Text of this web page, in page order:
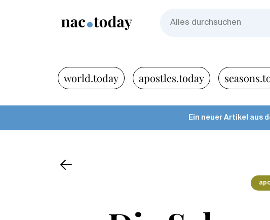
world.today apostles.today
Ein neuer Artikel aus